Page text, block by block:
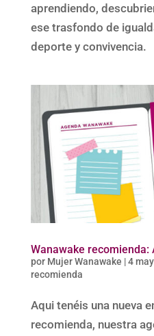
aprendiendo,
ese trasfondo de
deporte y convivencia.
Wanawake recomienda:
por Mujer Wanawake |4
recomienda
Aqui tenéis una nueva
recomienda, nuestra